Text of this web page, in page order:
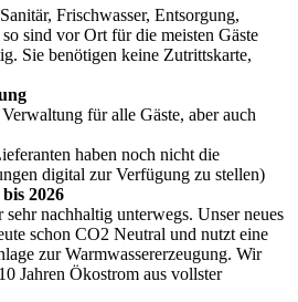
Frischwasser, Entsorgung,
sind vor Ort für die meisten Gäste
Sie benötigen keine Zutrittskarte,
für alle Gäste, aber auch
haben noch nicht die
digital zur Verfügung zu stellen)
2026
nachhaltig unterwegs. Unser neues
schon CO2 Neutral und nutzt eine
zur Warmwassererzeugung. Wir
Jahren Ökostrom aus vollster